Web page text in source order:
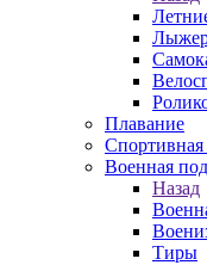
Плавание
Военная
Назад
Тиры